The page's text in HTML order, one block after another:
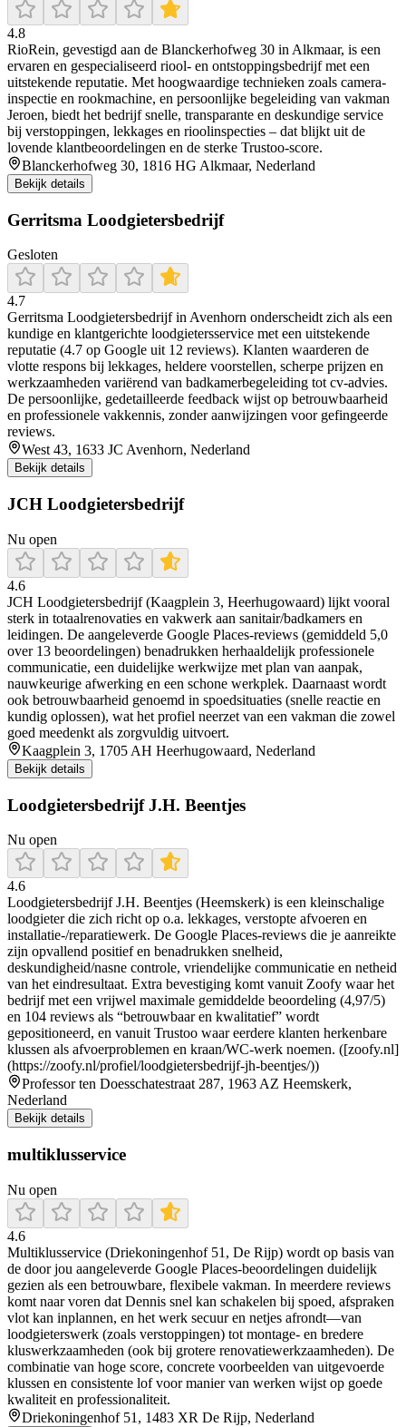
4.8
RioRein, gevestigd aan de Blanckerhofweg 30 in Alkmaar, is een
ervaren en gespecialiseerd riool- en ontstoppingsbedrijf met een
uitstekende reputatie. Met hoogwaardige technieken zoals camera-
inspectie en rookmachine, en persoonlijke begeleiding van vakman
Jeroen, biedt het bedrijf snelle, transparante en deskundige service
bij verstoppingen, lekkages en rioolinspecties – dat blijkt uit de
lovende klantbeoordelingen en de sterke Trustoo-score.
Blanckerhofweg 30, 1816 HG Alkmaar, Nederland
Bekijk details
Gerritsma Loodgietersbedrijf
Gesloten
4.7
Gerritsma Loodgietersbedrijf in Avenhorn onderscheidt zich als een
kundige en klantgerichte loodgietersservice met een uitstekende
reputatie (4.7 op Google uit 12 reviews). Klanten waarderen de
vlotte respons bij lekkages, heldere voorstellen, scherpe prijzen en
werkzaamheden variërend van badkamerbegeleiding tot cv-advies.
De persoonlijke, gedetailleerde feedback wijst op betrouwbaarheid
en professionele vakkennis, zonder aanwijzingen voor gefingeerde
reviews.
West 43, 1633 JC Avenhorn, Nederland
Bekijk details
JCH Loodgietersbedrijf
Nu open
4.6
JCH Loodgietersbedrijf (Kaagplein 3, Heerhugowaard) lijkt vooral
sterk in totaalrenovaties en vakwerk aan sanitair/badkamers en
leidingen. De aangeleverde Google Places-reviews (gemiddeld 5,0
over 13 beoordelingen) benadrukken herhaaldelijk professionele
communicatie, een duidelijke werkwijze met plan van aanpak,
nauwkeurige afwerking en een schone werkplek. Daarnaast wordt
ook betrouwbaarheid genoemd in spoedsituaties (snelle reactie en
kundig oplossen), wat het profiel neerzet van een vakman die zowel
goed meedenkt als zorgvuldig uitvoert.
Kaagplein 3, 1705 AH Heerhugowaard, Nederland
Bekijk details
Loodgietersbedrijf J.H. Beentjes
Nu open
4.6
Loodgietersbedrijf J.H. Beentjes (Heemskerk) is een kleinschalige
loodgieter die zich richt op o.a. lekkages, verstopte afvoeren en
installatie-/reparatiewerk. De Google Places-reviews die je aanreikte
zijn opvallend positief en benadrukken snelheid,
deskundigheid/nasne controle, vriendelijke communicatie en netheid
van het eindresultaat. Extra bevestiging komt vanuit Zoofy waar het
bedrijf met een vrijwel maximale gemiddelde beoordeling (4,97/5)
en 104 reviews als “betrouwbaar en kwalitatief” wordt
gepositioneerd, en vanuit Trustoo waar eerdere klanten herkenbare
klussen als afvoerproblemen en kraan/WC-werk noemen. ([zoofy.nl]
(https://zoofy.nl/profiel/loodgietersbedrijf-jh-beentjes/))
Professor ten Doesschatestraat 287, 1963 AZ Heemskerk,
Nederland
Bekijk details
multiklusservice
Nu open
4.6
Multiklusservice (Driekoningenhof 51, De Rijp) wordt op basis van
de door jou aangeleverde Google Places-beoordelingen duidelijk
gezien als een betrouwbare, flexibele vakman. In meerdere reviews
komt naar voren dat Dennis snel kan schakelen bij spoed, afspraken
vlot kan inplannen, en het werk secuur en netjes afrondt—van
loodgieterswerk (zoals verstoppingen) tot montage- en bredere
kluswerkzaamheden (ook bij grotere renovatiewerkzaamheden). De
combinatie van hoge score, concrete voorbeelden van uitgevoerde
klussen en consistente lof voor manier van werken wijst op goede
kwaliteit en professionaliteit.
Driekoningenhof 51, 1483 XR De Rijp, Nederland